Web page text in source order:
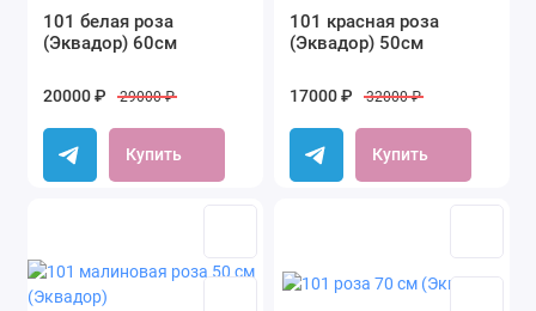
101 белая роза
(Эквадор) 60см
20000 ₽ 29000 ₽
Купить
101 красная роза
(Эквадор) 50см
17000 ₽ 32000 ₽
Купить